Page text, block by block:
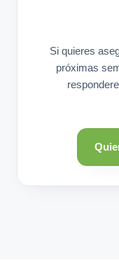
Si quieres
próximas